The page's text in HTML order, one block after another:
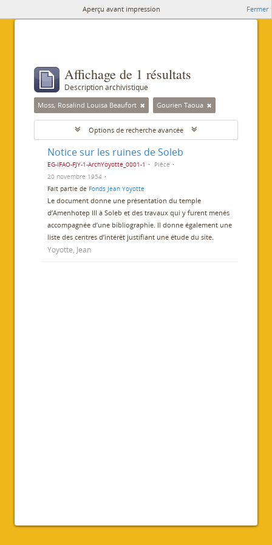
Aperçu avant impression Fermer
Affichage de 1 résultats
Description archivistique
Moss, Rosalind Louisa Beaufort Gourien Taoua
Options de recherche avancée
Notice sur les ruines de Soleb
EG-IFAO-FJY-1-ArchYoyotte_0001-1
Pièce
20 novembre 1954
Fait partie de Fonds Jean Yoyotte
Le document donne une présentation du temple
d’Amenhotep III à Soleb et des travaux qui y furent menés
accompagnée d’une bibliographie. Il donne également une
liste des centres d’intérêt justifiant une étude du site.
Yoyotte, Jean